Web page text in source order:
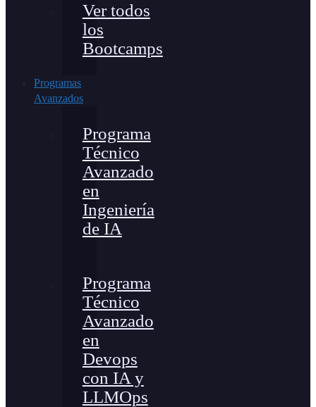
Ver todos
los
Bootcamps
Programas
Avanzados
Programa
Técnico
Avanzado
en
Ingeniería
de IA
Programa
Técnico
Avanzado
en
Devops
con IA y
LLMOps